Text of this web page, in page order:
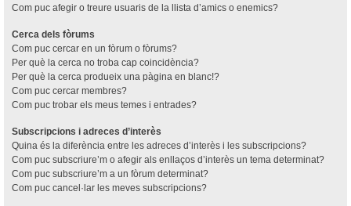
Com puc afegir o treure usuaris de la llista d’amics o enemics?
Cerca dels fòrums
Com puc cercar en un fòrum o fòrums?
Per què la cerca no troba cap coincidència?
Per què la cerca produeix una pàgina en blanc!?
Com puc cercar membres?
Com puc trobar els meus temes i entrades?
Subscripcions i adreces d’interès
Quina és la diferència entre les adreces d’interès i les subscripcions?
Com puc subscriure’m o afegir als enllaços d’interès un tema determinat?
Com puc subscriure’m a un fòrum determinat?
Com puc cancel·lar les meves subscripcions?